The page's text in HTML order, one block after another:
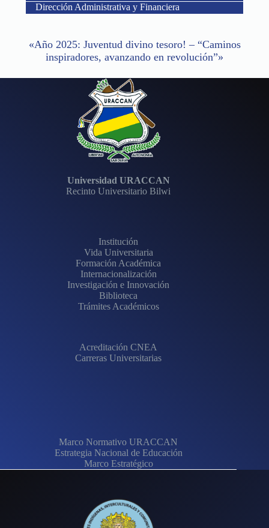
Dirección Administrativa y Financiera
«Año 2025: Juventud divino tesoro! – “Caminos
inspiradores, avanzando en revolución”»
Universidad URACCAN
Recinto Universitario Bilwi
Institución
Vida Universitaria
Formación Académica
Internacionalización
Investigación e Innovación
Biblioteca
Trámites Académicos
Acreditación CNEA
Carreras Universitarias
Marco Normativo URACCAN
Estrategia Nacional de Educación
Marco Estratégico